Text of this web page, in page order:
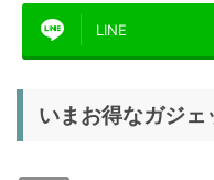
LINE
いまお得なガジェ